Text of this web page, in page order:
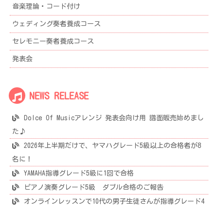
音楽理論・コード付け
ウェディング奏者養成コース
セレモニー奏者養成コース
発表会
NEWS RELEASE
Dolce Of Musicアレンジ 発表会向け用 譜面販売始めまし
た♪
2026年上半期だけで、ヤマハグレード5級以上の合格者が8
名に！
YAMAHA指導グレード5級に1回で合格
ピアノ演奏グレード5級 ダブル合格のご報告
オンラインレッスンで10代の男子生徒さんが指導グレード4